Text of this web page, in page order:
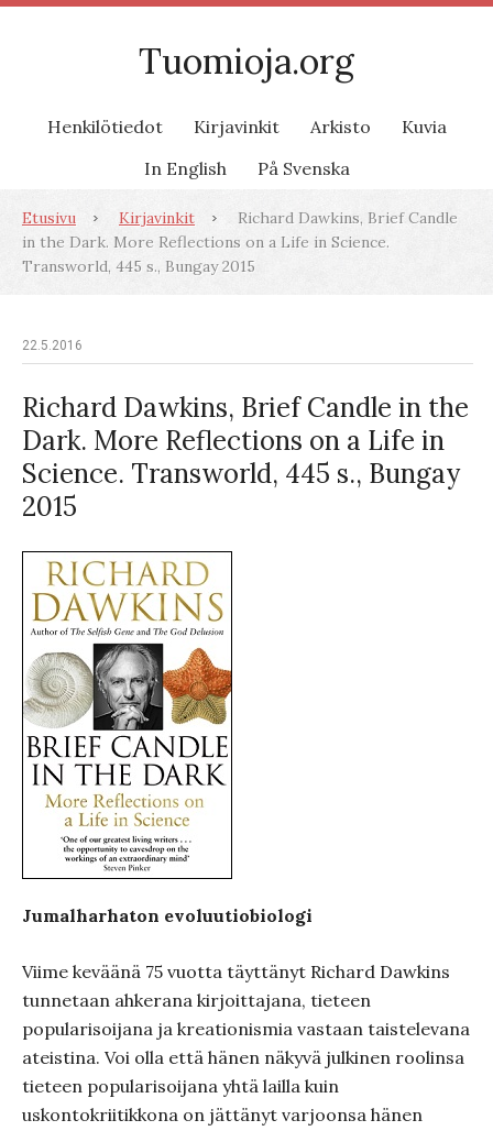
Tuomioja.org
Henkilötiedot Kirjavinkit Arkisto
Kuvia
In English
På Svenska
Etusivu Kirjavinkit
Richard Dawkins, Brief Candle
in the Dark. More Reflections on a Life in Science.
Transworld, 445 s., Bungay 2015
22.5.2016
Richard Dawkins, Brief Candle in the
Dark. More Reflections on a Life in
Science. Transworld, 445 s., Bungay
2015
Jumalharhaton evoluutiobiologi
Viime keväänä 75 vuotta täyttänyt Richard Dawkins
tunnetaan ahkerana kirjoittajana, tieteen
popularisoijana ja kreationismia vastaan taistelevana
ateistina. Voi olla että hänen näkyvä julkinen roolinsa
tieteen popularisoijana yhtä lailla kuin
uskontokriitikkona on jättänyt varjoonsa hänen